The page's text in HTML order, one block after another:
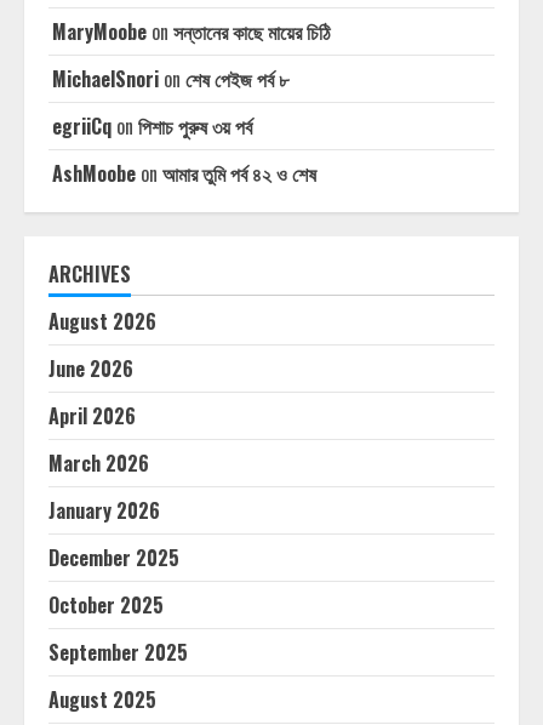
MaryMoobe on সন্তানের কাছে মায়ের চিঠি
MichaelSnori on শেষ পেইজ পর্ব ৮
egriiCq on পিশাচ পুরুষ ৩য় পর্ব
AshMoobe on আমার তুমি পর্ব ৪২ ও শেষ
ARCHIVES
August 2026
June 2026
April 2026
March 2026
January 2026
December 2025
October 2025
September 2025
August 2025